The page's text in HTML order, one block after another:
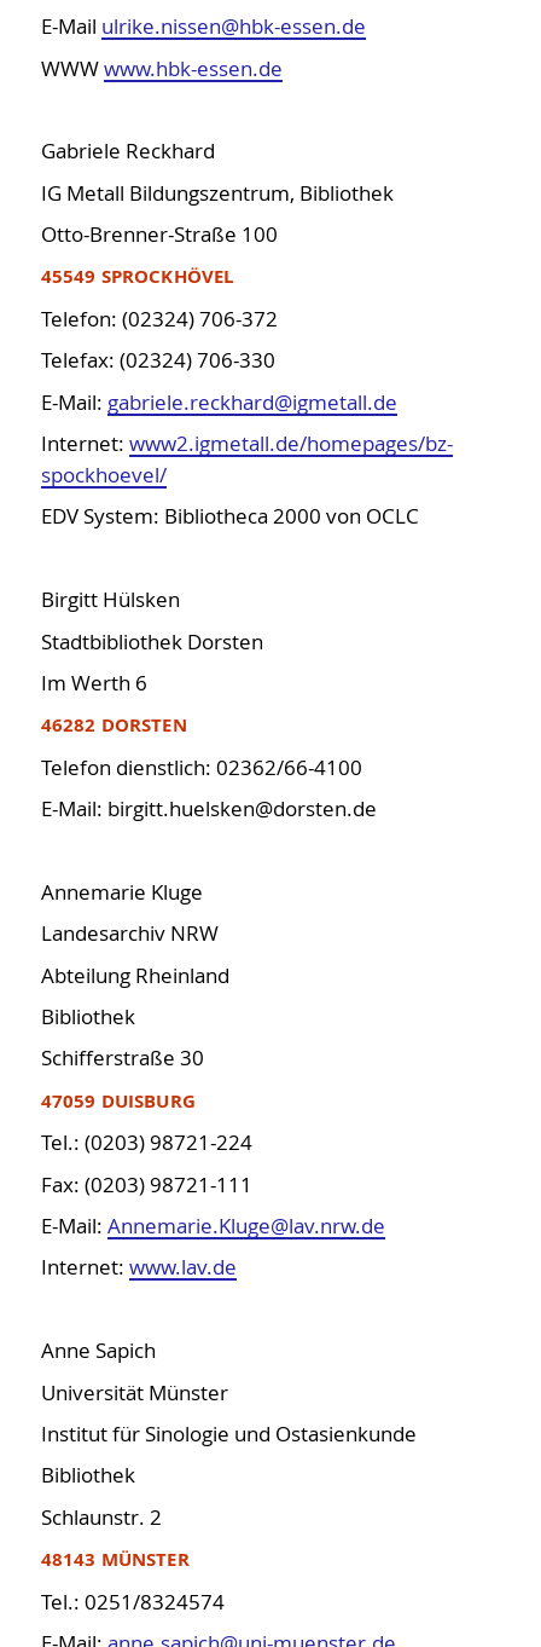
E-Mail ulrike.nissen@hbk-essen.de
WWWwww.hbk-essen.de
Gabriele Reckhard
IG Metall Bildungszentrum, Bibliothek
Otto-Brenner-Straße 100
45549 SPROCKHÖVEL
Telefon: (02324) 706-372
Telefax: (02324) 706-330
E-Mail: gabriele.reckhard@igmetall.de
Internet: www2.igmetall.de/homepages/bz-
spockhoevel/
EDV System: Bibliotheca 2000 von OCLC
Birgitt Hülsken
Stadtbibliothek Dorsten
Im Werth 6
46282 DORSTEN
Telefon dienstlich: 02362/66-4100
E-Mail: birgitt.huelsken@dorsten.de
Annemarie Kluge
Landesarchiv NRW
Abteilung Rheinland
Bibliothek
Schifferstraße 30
47059 DUISBURG
Tel.: (0203) 98721-224
Fax: (0203) 98721-111
E-Mail: Annemarie.Kluge@lav.nrw.de
Internet: www.lav.de
Anne Sapich
Universität Münster
Institut für Sinologie und Ostasienkunde
Bibliothek
Schlaunstr. 2
48143 MÜNSTER
Tel.: 0251/8324574